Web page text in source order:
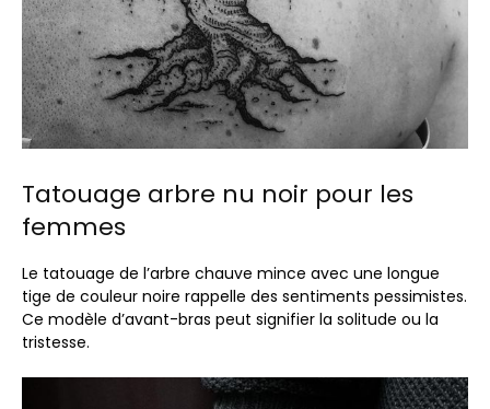
Tatouage arbre nu noir pour les
femmes
Le tatouage de l’arbre chauve mince avec une longue
tige de couleur noire rappelle des sentiments pessimistes.
Ce modèle d’avant-bras peut signifier la solitude ou la
tristesse.